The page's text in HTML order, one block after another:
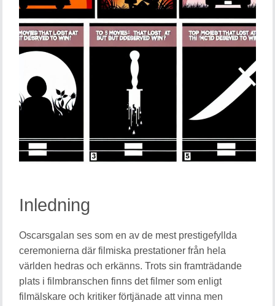
Inledning
Oscarsgalan ses som en av de mest prestigefyllda
ceremonierna där filmiska prestationer från hela
världen hedras och erkänns. Trots sin framträdande
plats i filmbranschen finns det filmer som enligt
filmälskare och kritiker förtjänade att vinna men